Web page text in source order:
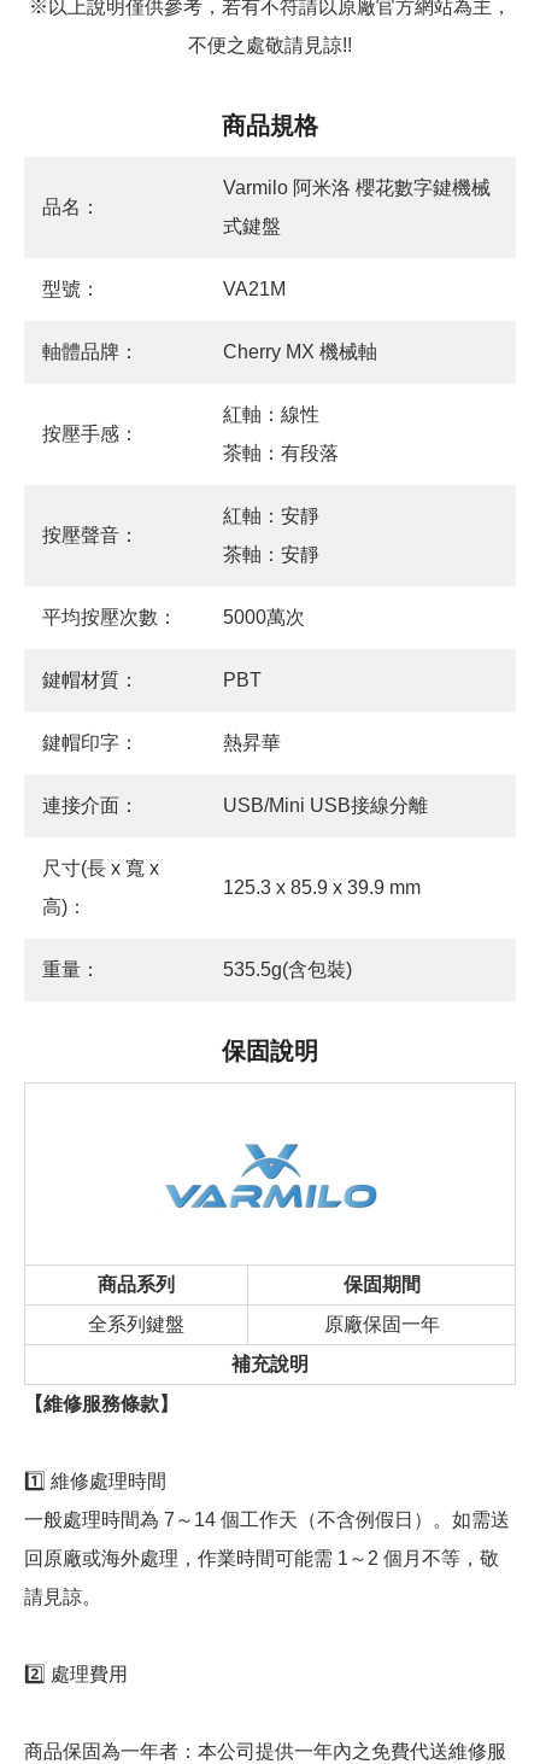
※以上說明僅供參考，若有不符請以原廠官方網站為主，
不便之處敬請見諒!!
商品規格
品名：
Varmilo 阿米洛 櫻花數字鍵機械
式鍵盤
型號： VA21M
軸體品牌： Cherry MX 機械軸
按壓手感：
紅軸：線性
茶軸：有段落
按壓聲音：
紅軸：安靜
茶軸：安靜
平均按壓次數： 5000萬次
鍵帽材質： PBT
鍵帽印字： 熱昇華
連接介面： USB/Mini USB接線分離
尺寸(長 x 寬 x
高)：
125.3 x 85.9 x 39.9 mm
重量： 535.5g(含包裝)
保固說明
商品系列
保固期間
全系列鍵盤
原廠保固一年
補充說明
【維修服務條款】
1️⃣ 維修處理時間
一般處理時間為 7～14 個工作天（不含例假日）。如需送
回原廠或海外處理，作業時間可能需 1～2 個月不等，敬
請見諒。
2️⃣ 處理費用
商品保固為一年者：本公司提供一年內之免費代送維修服